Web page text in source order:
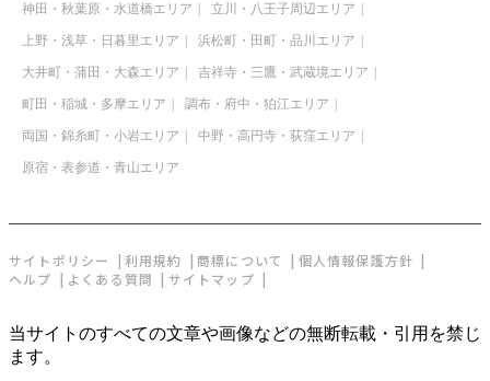
神田・秋葉原・水道橋エリア 立川・八王子周辺エリア
上野・浅草・日暮里エリア 浜松町・田町・品川エリア
大井町・蒲田・大森エリア 吉祥寺・三鷹・武蔵境エリア
町田・稲城・多摩エリア 調布・府中・狛江エリア
両国・錦糸町・小岩エリア 中野・高円寺・荻窪エリア
原宿・表参道・青山エリア
サイトポリシー 利用規約 商標について
個人情報保護方針
ヘルプ
よくある質問 サイトマップ
当サイトのすべての文章や画像などの無断転載・引用を禁じ
ます。